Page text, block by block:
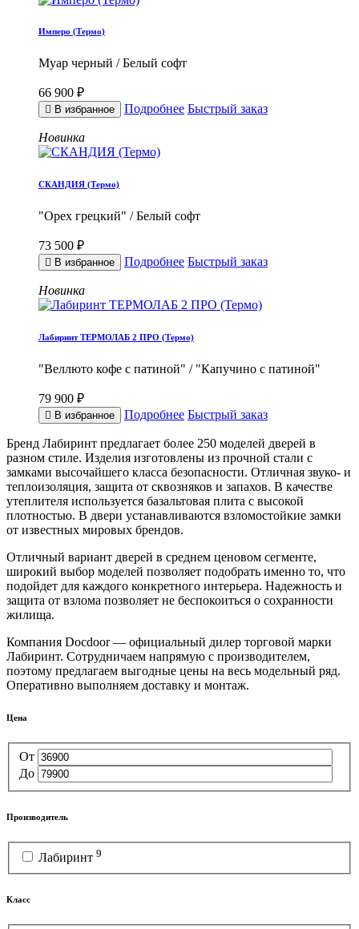
Имперо (Термо)
Муар черный / Белый софт
66 900 ₽
В избранное Подробнее Быстрый заказ
Новинка
СКАНДИЯ (Термо)
"Орех грецкий" / Белый софт
73 500 ₽
В избранное Подробнее Быстрый заказ
Новинка
Лабиринт ТЕРМОЛАБ 2 ПРО (Термо)
"Веллюто кофе с патиной" / "Капучино с патиной"
79 900 ₽
В избранное Подробнее Быстрый заказ
Бренд Лабиринт предлагает более 250 моделей дверей в
разном стиле. Изделия изготовлены из прочной стали с
замками высочайшего класса безопасности. Отличная звуко- и
теплоизоляция, защита от сквозняков и запахов. В качестве
утеплителя используется базальтовая плита с высокой
плотностью. В двери устанавливаются взломостойкие замки
от известных мировых брендов.
Отличный вариант дверей в среднем ценовом сегменте,
широкий выбор моделей позволяет подобрать именно то, что
подойдет для каждого конкретного интерьера. Надежность и
защита от взлома позволяет не беспокоиться о сохранности
жилища.
Компания Docdoor — официальный дилер торговой марки
Лабиринт. Сотрудничаем напрямую с производителем,
поэтому предлагаем выгодные цены на весь модельный ряд.
Оперативно выполняем доставку и монтаж.
Цена
От
До
Производитель
Лабиринт 9
Класс